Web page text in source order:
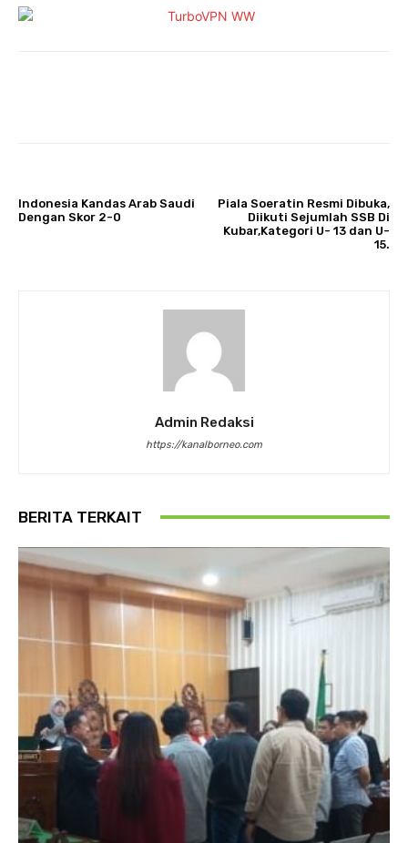
Indonesia Kandas Arab Saudi
Dengan Skor 2-0
Piala Soeratin Resmi Dibuka,
Diikuti Sejumlah SSB Di
Kubar,Kategori U- 13 dan U-
15.
Admin Redaksi
https://kanalborneo.com
BERITA TERKAIT